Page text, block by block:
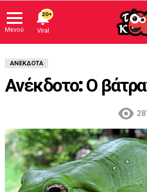
Μενού
ΑΝΈΚΔΟΤΑ
Ανέκδοτο: Ο
20+
Viral